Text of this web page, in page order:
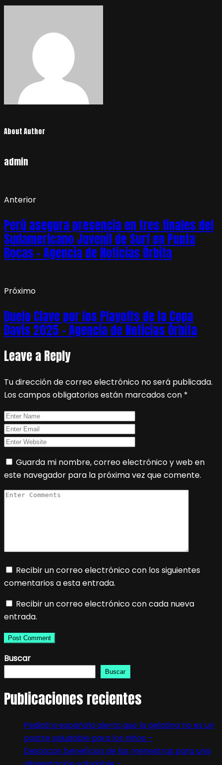
About Author
admin
Anterior
Perú asegura presencia en tres finales del
Sudamericano Juvenil de Surf en Punta
Rocas – Agencia de Noticias Órbita
Próximo
Duelo Clave por los Playoffs de la Copa
Davis 2025 – Agencia de Noticias Órbita
Leave a Reply
Tu dirección de correo electrónico no será publicada.
Los campos obligatorios están marcados con *
Guarda mi nombre, correo electrónico y web en
este navegador para la próxima vez que comente.
Recibir un correo electrónico con los siguientes
comentarios a esta entrada.
Recibir un correo electrónico con cada nueva
entrada.
Buscar
Buscar
Publicaciones recientes
Pediatra española alerta que la gelatina no es un
postre saludable para los niños –
Destacan beneficios de las menestras para una